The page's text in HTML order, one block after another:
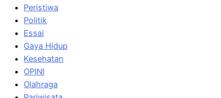
Peristiwa
Politik
Essai
Gaya Hidup
Kesehatan
OPINI
Olahraga